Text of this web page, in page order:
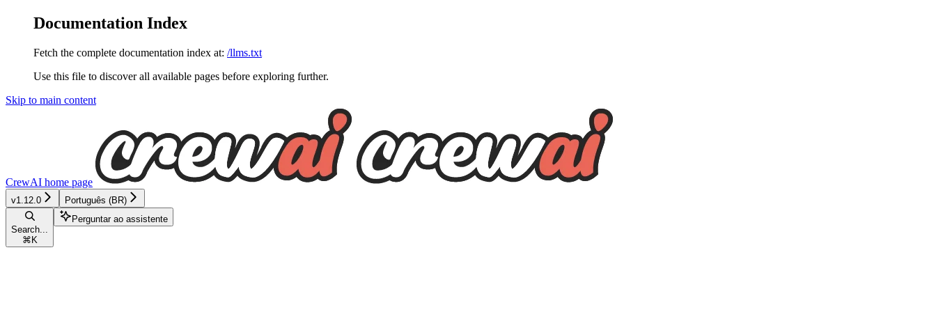
Documentation Index
Fetch the complete documentation index at: /llms.txt
Use this file to discover all available pages before exploring further.
Skip to main content
CrewAI home page
v1.12.0 Português (BR)
Search...
⌘ K
Perguntar ao assistente